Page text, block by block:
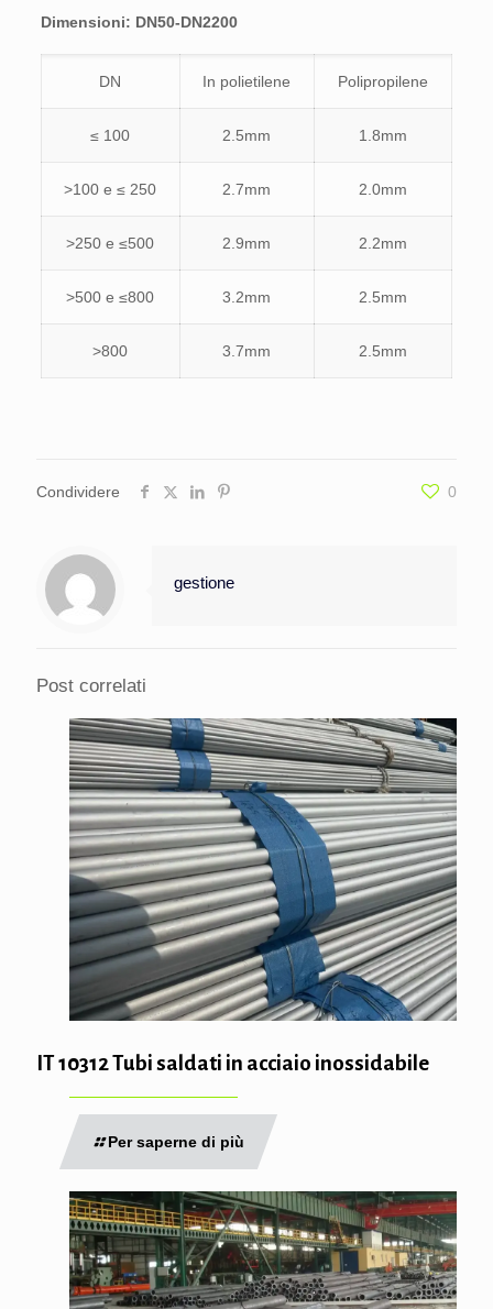
Dimensioni: DN50-DN2200
DN In polietilene Polipropilene
≤ 100 2.5mm 1.8mm
>100 e ≤ 250 2.7mm 2.0mm
>250 e ≤500 2.9mm 2.2mm
>500 e ≤800 3.2mm 2.5mm
>800 3.7mm 2.5mm
Condividere 0
gestione
Post correlati
IT 10312 Tubi saldati in acciaio inossidabile
Per saperne di più